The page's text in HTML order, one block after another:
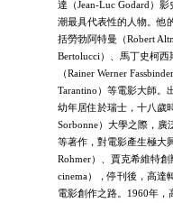
達（Jean-Luc Godard）
潮最具代表性的人物。他
括勞勃阿特曼（Robert
Bertolucci）、馬丁史柯西
（Rainer Werner
Tarantino）等電影大師。
幼年居住於瑞士，十八歲
Sorbonne）大學之際，
等著作，對電影產生極大
Rohmer）、賈克希維特
cinema），停刊後，高達
電影創作之路。1960年